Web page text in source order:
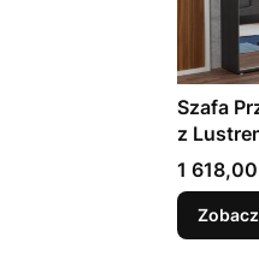
Szafa
z
(1)
Cena
1 618,00